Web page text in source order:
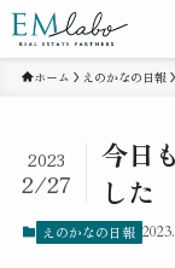
ホーム えのかなの日報
今日
した
2023
2/27
えのかなの日報